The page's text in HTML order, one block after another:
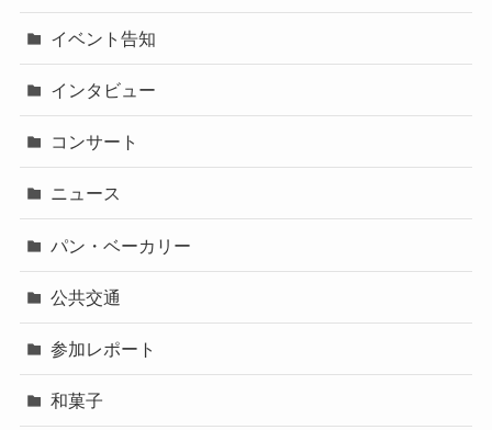
イベント告知
インタビュー
コンサート
ニュース
パン・ベーカリー
公共交通
参加レポート
和菓子